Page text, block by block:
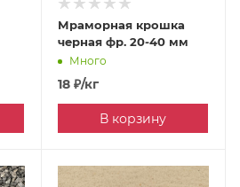
Мраморная крошка
черная фр. 20-40 мм
Много
18₽/кг
В корзину